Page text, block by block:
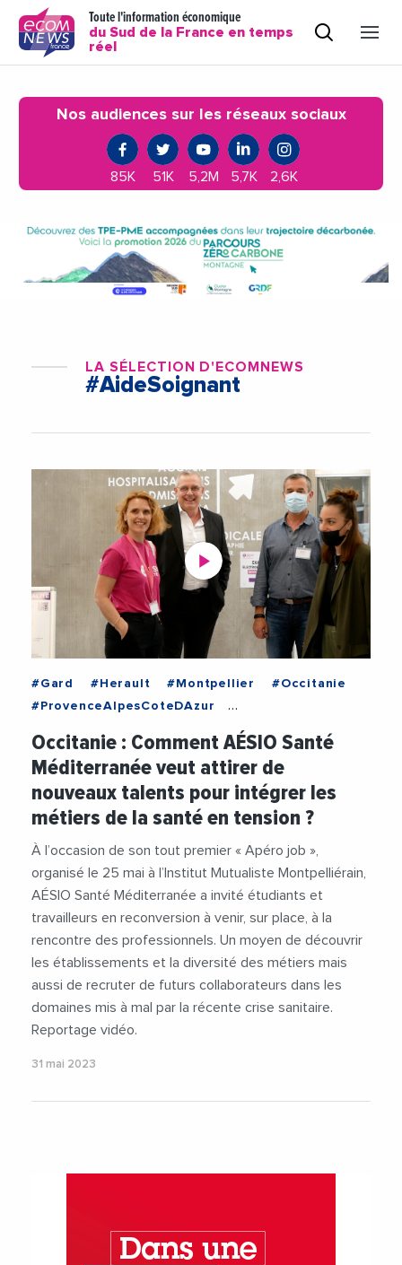
Toute l'information économique
du Sud de la France en temps
réel
Nos audiences sur les réseaux sociaux
85K 51K 5,2M 5,7K 2,6K
LA SÉLECTION D'ECOMNEWS
#AideSoignant
#Gard #Herault #Montpellier
#Occitanie
#ProvenceAlpesCoteDAzur
#Vaucluse
#AesioSante
#AideSoignant
#Alternance
#Cancerologie
#Candidature
#Chirurgie
#EHPAD
#Emploi #Formation
#Infirmier
#Medecine
#Radiologie
#Recherche
#Recrutement
Occitanie : Comment AÉSIO Santé
Méditerranée veut attirer de
nouveaux talents pour intégrer les
métiers de la santé en tension ?
À l’occasion de son tout premier « Apéro job »,
organisé le 25 mai à l’Institut Mutualiste Montpelliérain,
AÉSIO Santé Méditerranée a invité étudiants et
travailleurs en reconversion à venir, sur place, à la
rencontre des professionnels. Un moyen de découvrir
les établissements et la diversité des métiers mais
aussi de recruter de futurs collaborateurs dans les
domaines mis à mal par la récente crise sanitaire.
Reportage vidéo.
31 mai 2023